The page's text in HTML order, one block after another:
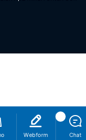
Webform
Chat